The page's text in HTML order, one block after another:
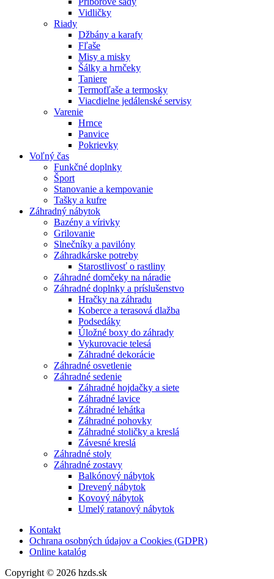
Vidličky
Riady
Džbány a karafy
Fľaše
Misy a misky
Šálky a hrnčeky
Taniere
Termofľaše a termosky
Viacdielne jedálenské servisy
Varenie
Hrnce
Panvice
Pokrievky
Voľný čas
Funkčné doplnky
Šport
Stanovanie a kempovanie
Tašky a kufre
Záhradný nábytok
Bazény a vírivky
Grilovanie
Slnečníky a pavilóny
Záhradkárske potreby
Starostlivosť o rastliny
Záhradné domčeky na náradie
Záhradné doplnky a príslušenstvo
Hračky na záhradu
Koberce a terasová dlažba
Podsedáky
Úložné boxy do záhrady
Vykurovacie telesá
Záhradné dekorácie
Záhradné osvetlenie
Záhradné sedenie
Záhradné hojdačky a siete
Záhradné lavice
Záhradné lehátka
Záhradné pohovky
Záhradné stoličky a kreslá
Závesné kreslá
Záhradné stoly
Záhradné zostavy
Balkónový nábytok
Drevený nábytok
Kovový nábytok
Umelý ratanový nábytok
Kontakt
Ochrana osobných údajov a Cookies (GDPR)
Online katalóg
Copyright © 2026 hzds.sk